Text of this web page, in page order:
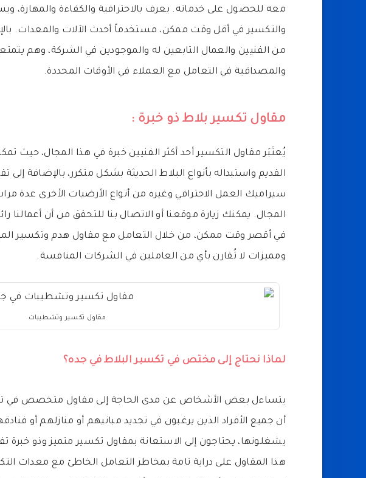
معه للحصول على خدماته. يعرف بالاحترافية والكفاءة والمهارة،
والتكسير في أقل وقت ممكن، مستخدماً أحدث الآلات والمعدات.
من الفنيين والعمال التابعين له والموجودين في الشركة، وهم
والمصداقية في التعامل مع العملاء في الأوقات المحددة.
مقاول تكسير بلاط ذو خبرة :
يُعتَبَر مقاول التكسير أحد أكثر الفنيين خبرة في هذا المجال، حيث
القديم واستبداله بأنواع البلاط الحديثة بشكل متكرر، بالإضافة
سيراميك العمل الاحترافي وغيره من أنواع الأرضيات الأخرى عدة
المجال. يمكنك زيارة موقعنا أو الاتصال بنا للتحقق من أن
في أقصر وقت ممكن، من خلال التعامل مع مقاول هدم وتكسير
ومميزات لا تُقارن بأي من العاملين في الشركات المنافسة.
مقاول تكسير وتشطيبات
لماذا نحتاج إلى مختص في تكسير البلاط في جده؟
يتساءل بعض الأشخاص عن مدى الحاجة إلى مقاول متخصص في
أن جميع الأفراد الذين يرغبون في تجديد مبانيهم أو منازلهم أو
يشغلونها، يحتاجون إلى الاستعانة بمقاول تكسير متميز وذو
هذا المقاول على دراية تامة بمخاطر التعامل الخاطئ مع معدات